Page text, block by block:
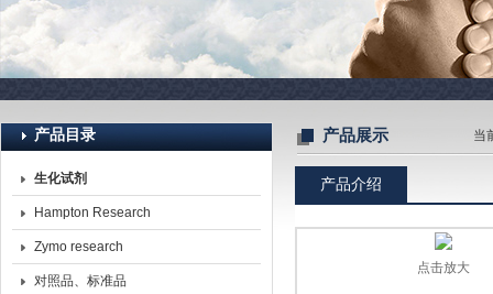
北京诺博莱德科技有限公司
产品目录
生化试剂
Hampton Research
Zymo research
对照品、标准品
产品展示 当
产品介绍
点击放大